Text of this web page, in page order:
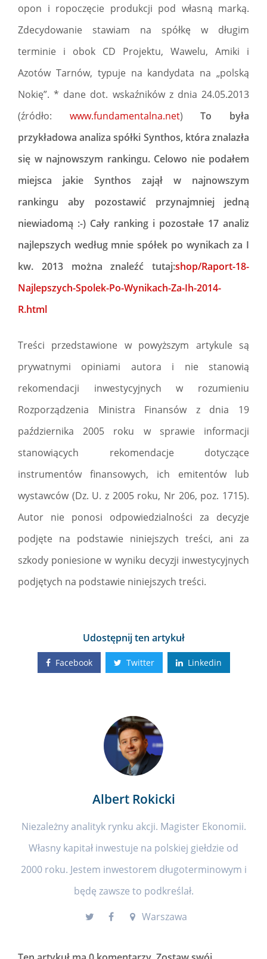
opon i ropoczęcie produkcji pod własną marką.
Zdecydowanie stawiam na spółkę w długim
terminie i obok CD Projektu, Wawelu, Amiki i
Azotów Tarnów, typuje na kandydata na „polską
Nokię”. * dane dot. wskaźników z dnia 24.05.2013
(źródło: www.fundamentalna.net)To była
przykładowa analiza spółki Synthos, która znalazła
się w najnowszym rankingu. Celowo nie podałem
miejsca jakie Synthos zajął w najnowszym
rankingu aby pozostawić przynajmniej jedną
niewiadomą :-) Cały ranking i pozostałe 17 analiz
najlepszych według mnie spółek po wynikach za I
kw. 2013 można znaleźć tutaj:shop/Raport-18-
Najlepszych-Spolek-Po-Wynikach-Za-Ih-2014-
R.html
Treści przedstawione w powyższym artykule są
prywatnymi opiniami autora i nie stanowią
rekomendacji inwestycyjnych w rozumieniu
Rozporządzenia Ministra Finansów z dnia 19
października 2005 roku w sprawie informacji
stanowiących rekomendacje dotyczące
instrumentów finansowych, ich emitentów lub
wystawców (Dz. U. z 2005 roku, Nr 206, poz. 1715).
Autor nie ponosi odpowiedzialności za decyzje
podjęte na podstawie niniejszych treści, ani za
szkody poniesione w wyniku decyzji inwestycyjnych
podjętych na podstawie niniejszych treści.
Udostępnij ten artykuł
Facebook Twitter Linkedin
Albert Rokicki
Niezależny analityk rynku akcji. Magister Ekonomii.
Własny kapitał inwestuje na polskiej giełdzie od
2000 roku. Jestem inwestorem długoterminowym i
będę zawsze to podkreślał.
Warszawa